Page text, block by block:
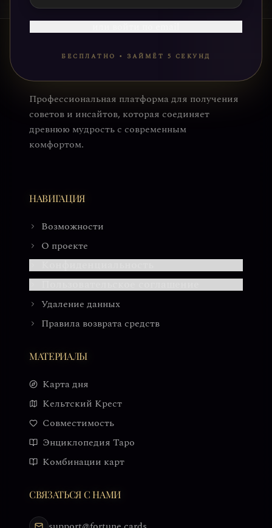
БЕСПЛАТНО • ЗАЙМЁТ 5 СЕКУНД
Профессиональная платформа для получения
советов и инсайтов, которая соединяет
древнюю мудрость с современным
комфортом.
НАВИГАЦИЯ
Возможности
О проекте
Удаление данных
Правила возврата средств
МАТЕРИАЛЫ
Карта дня
Кельтский Крест
Совместимость
Энциклопедия Таро
Комбинации карт
СВЯЗАТЬСЯ С НАМИ